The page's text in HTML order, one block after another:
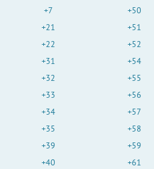
+7
+21
+22
+31
+32
+33
+34
+35
+39
+40
+50
+51
+52
+54
+55
+56
+57
+58
+59
+61